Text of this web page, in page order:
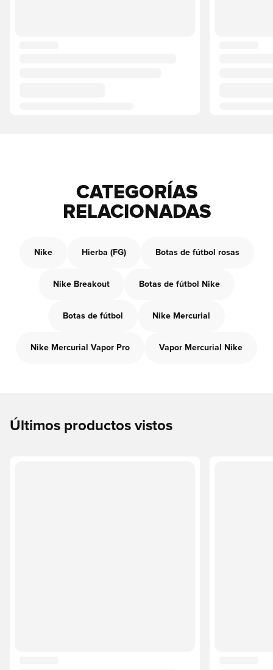
CATEGORÍAS
RELACIONADAS
Nike Hierba (FG) Botas de fútbol rosas
Nike Breakout Botas de fútbol Nike
Botas de fútbol Nike Mercurial
Nike Mercurial Vapor Pro Vapor Mercurial Nike
Últimos productos vistos